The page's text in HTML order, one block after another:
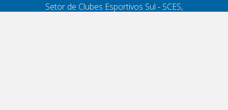
Setor de Clubes Esportivos Sul - SCES,